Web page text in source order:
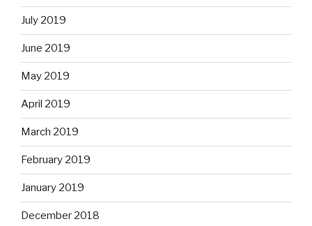
July 2019
June 2019
May 2019
April 2019
March 2019
February 2019
January 2019
December 2018